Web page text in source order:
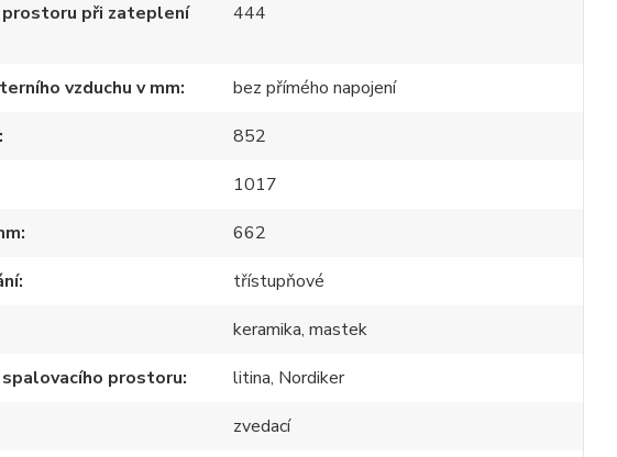
při zateplení
444
vzduchu v mm
bez přímého napojení
852
1017
662
třístupňové
keramika, mastek
prostoru
litina, Nordiker
zvedací